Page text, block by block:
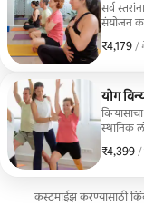
सर्व
संयोजन
₹4,179 /
₹4,179
,
योग
स्थानिक
₹4,399 /
₹4,399
,
कस्टमाईझ करण्यासाठी